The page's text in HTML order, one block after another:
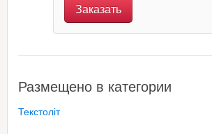
Заказать
Размещено в категории
Текстоліт